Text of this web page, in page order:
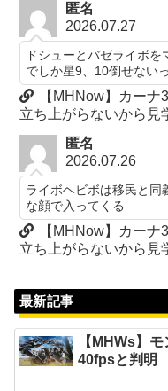
匿名
2026.07.27
ドシューとバゼライボ
でしか星9、10倒せない
【MHNow】カー
立ち上がらないから見
匿名
2026.07.26
ライボヘビボは移民と同
な顔で入ってくる
【MHNow】カー
立ち上がらないから見
最新記事
【MHWs】
40fpsと判明